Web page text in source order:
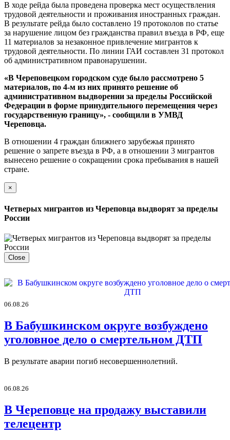
В ходе рейда была проведена проверка мест осуществления
трудовой деятельности и проживания иностранных граждан.
В результате рейда было составлено 19 протоколов по статье
за нарушение лицом без гражданства правил въезда в РФ, еще
11 материалов за незаконное привлечение мигрантов к
трудовой деятельности. По линии ГАИ составлен 31 протокол
об административном правонарушении.
«В Череповецком городском суде было рассмотрено 5
материалов, по 4-м из них принято решение об
административном выдворении за пределы Российской
Федерации в форме принудительного перемещения через
государственную границу», - сообщили в УМВД
Череповца.
В отношении 4 граждан ближнего зарубежья принято
решение о запрете въезда в РФ, а в отношении 3 мигрантов
вынесено решение о сокращении срока пребывания в нашей
стране.
×
Четверых мигрантов из Череповца выдворят за пределы
России
Close
06.08.26
В Бабушкинском округе возбуждено
уголовное дело о смертельном ДТП
В результате аварии погиб несовершеннолетний.
06.08.26
В Череповце на продажу выставили
телецентр